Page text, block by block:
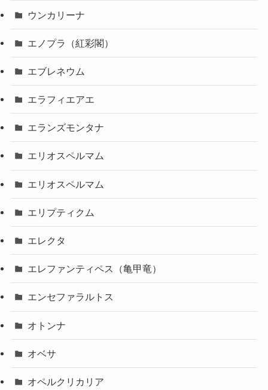
ウンカリーナ
エノプラ（紅彩閣）
エブレネウム
エラフィエアエ
エランズモンタナ
エリオスペルマム
エリオスペルマム
エリプティクム
エレクタ
エレファンティペス（亀甲竜）
エンセファラルトス
オトンナ
オベサ
オペルクリカリア